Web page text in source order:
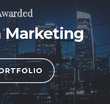
Marketing